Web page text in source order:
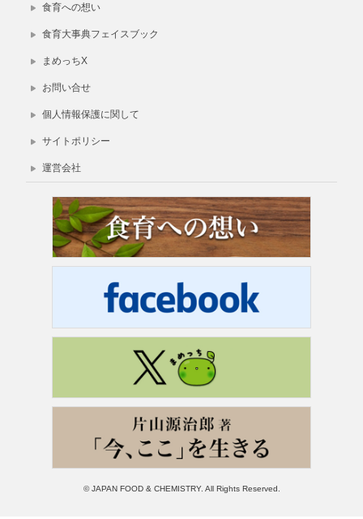
食育への想い
食育大事典フェイスブック
まめっちX
お問い合せ
個人情報保護に関して
サイトポリシー
運営会社
© JAPAN FOOD & CHEMISTRY. All Rights Reserved.